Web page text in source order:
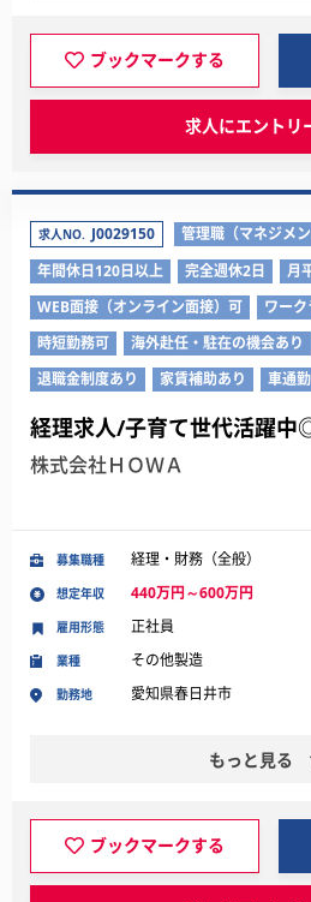
ブックマークする
求人にエントリ
求人NO. J0029150 管理職（マネジメン
年間休日120日以上
完全週休2日
月
WEB面接（オンライン面接）可
ワー
時短勤務可
海外赴任・駐在の機会あり
退職金制度あり
家賃補助あり 車通
経理求人/子育て世代活躍
株式会社ＨＯＷＡ
募集職種 経理・財務（全般）
想定年収 440万円～600万円
業種 その他製造
勤務地 愛知県春日井市
雇用形態 正社員
もっと見る
ブックマークする